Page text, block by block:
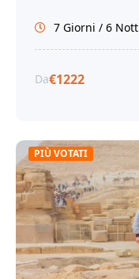
7 Giorni / 6
Da€1222
PIÙ VOTATI